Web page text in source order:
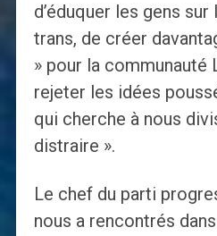
d’éduquer les gens
trans, de créer
» pour la communauté
rejeter les idées
qui cherche à nous
distraire ».
Le chef du parti
nous a rencontrés